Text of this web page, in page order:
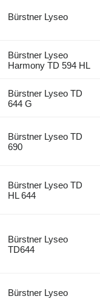
Bürstner Lyseo
Bürstner Lyseo
Harmony TD 594 HL
Bürstner Lyseo TD
644 G
Bürstner Lyseo TD
690
Bürstner Lyseo TD
HL 644
Bürstner Lyseo
TD644
Bürstner Lyseo